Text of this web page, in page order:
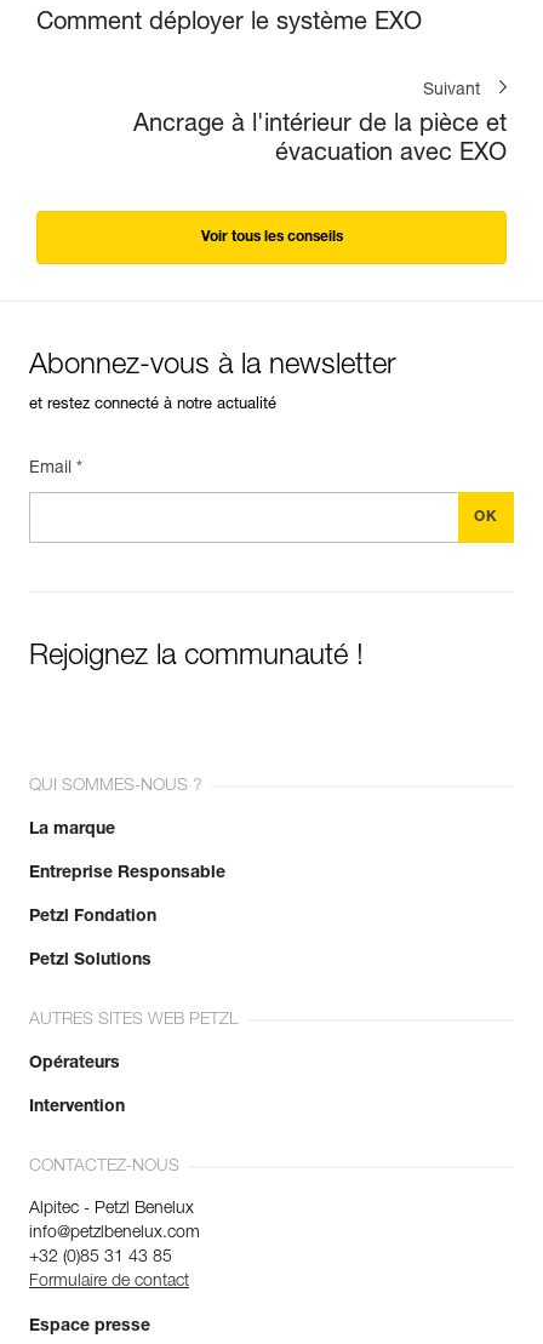
Comment déployer le système EXO
Suivant
Ancrage à l'intérieur de la pièce et
évacuation avec EXO
Voir tous les conseils
Abonnez-vous à la newsletter
et restez connecté à notre actualité
Email *
Rejoignez la communauté !
QUI SOMMES-NOUS ?
La marque
Entreprise Responsable
Petzl Fondation
Petzl Solutions
AUTRES SITES WEB PETZL
Opérateurs
Intervention
CONTACTEZ-NOUS
Alpitec - Petzl Benelux
info@petzlbenelux.com
+32 (0)85 31 43 85
Formulaire de contact
Espace presse